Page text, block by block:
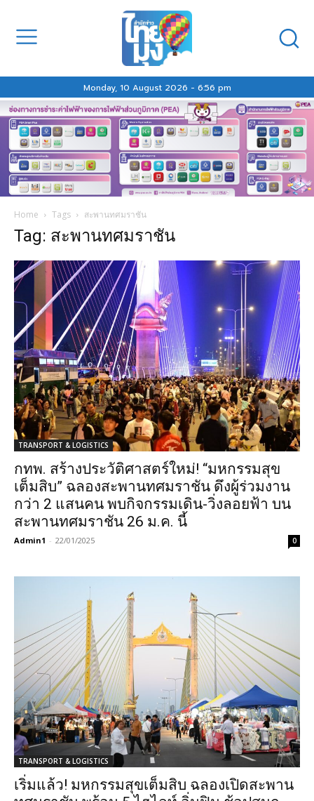
Monday, 10 August 2026 - 6:56 pm
Home Tags สะพานทศมราชัน
Tag: สะพานทศมราชัน
TRANSPORT & LOGISTICS
กทพ. สร้างประวัติศาสตร์ใหม่! “มหกรรมสุข
เต็มสิบ” ฉลองสะพานทศมราชัน ดึงผู้ร่วมงาน
กว่า 2 แสนคน พบกิจกรรมเดิน-วิ่งลอยฟ้า บน
สะพานทศมราชัน 26 ม.ค. นี้
Admin1 - 22/01/2025 0
TRANSPORT & LOGISTICS
เริ่มแล้ว! มหกรรมสุขเต็มสิบ ฉลองเปิดสะพาน